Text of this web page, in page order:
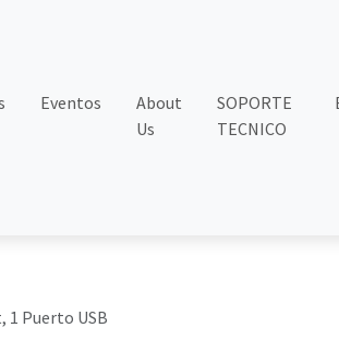
Eventos
About
Us
SOPORTE
TECNICO
1 Puerto USB